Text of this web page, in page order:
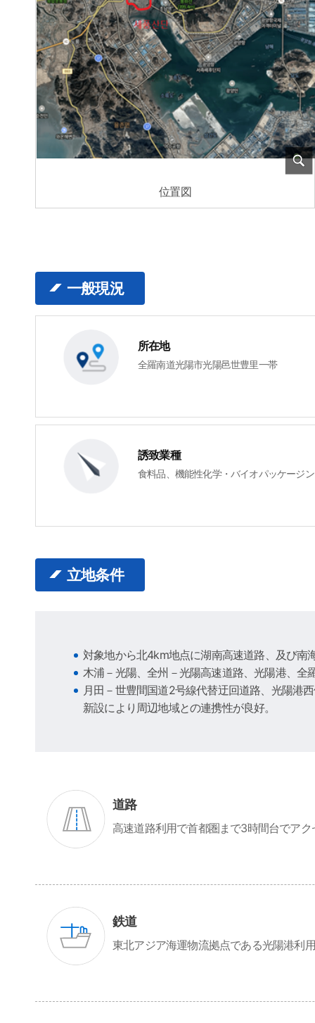
位置図
一般現況
所在地
全羅南道光陽市光陽邑世豊里一帯
誘致業種
食料品、機能性化学・バイオパッケージ
立地条件
対象地から北4km地点に湖南高速道路、及び南
木浦－光陽、全州－光陽高速道路、光陽港、
月田－世豊間国道2号線代替迂回道路、光陽港
新設により周辺地域との連携性が良好。
道路
高速道路利用で首都圏まで3時間台でアク
鉄道
東北アジア海運物流拠点である光陽港利